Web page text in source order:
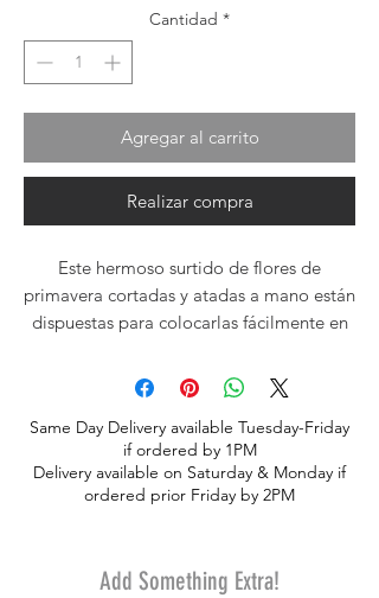
Cantidad *
Agregar al carrito
Realizar compra
Este hermoso surtido de flores de
primavera cortadas y atadas a mano están
dispuestas para colocarlas fácilmente en
Same Day Delivery available Tuesday-Friday
if ordered by 1PM
Delivery available on Saturday & Monday if
ordered prior Friday by 2PM
Add Something Extra!